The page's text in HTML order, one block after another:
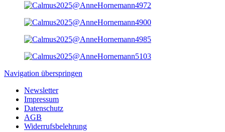
Navigation überspringen
Newsletter
Impressum
Datenschutz
AGB
Widerrufsbelehrung